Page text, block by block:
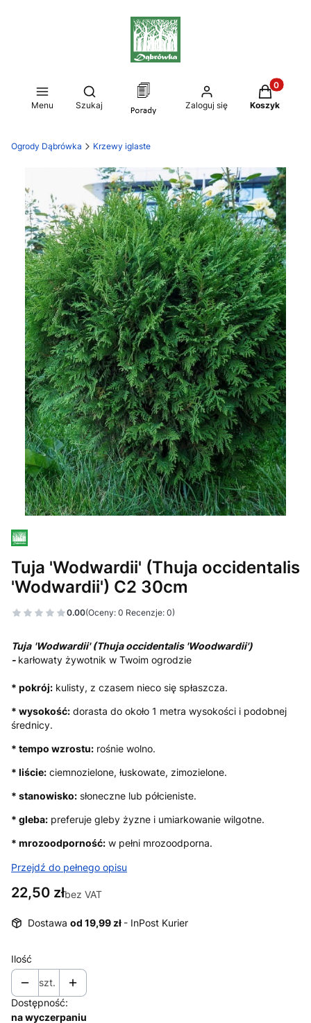
Menu
Otwórz wyszukiwarkę
Szukaj Zaloguj się
Produkty
Koszyk
Ogrody Dąbrówka Krzewy iglaste
Tuja 'Wodwardii' (Thuja occidentalis
'Wodwardii') C2 30cm
0.00(Oceny: 0 Recenzje: 0)
Tuja 'Wodwardii'(Thuja occidentalis 'Woodwardii')
- karłowaty żywotnik w Twoim ogrodzie
* pokrój: kulisty, z czasem nieco się spłaszcza.
* wysokość: dorasta do około 1 metra wysokości i podobnej
średnicy.
* tempo wzrostu: rośnie wolno.
* liście: ciemnozielone, łuskowate, zimozielone.
* stanowisko: słoneczne lub półcieniste.
* gleba: preferuje gleby żyzne i umiarkowanie wilgotne.
* mrozoodporność: w pełni mrozoodporna.
Przejdź do pełnego opisu
Cena
22,50 złbez VAT
Dostawa od 19,99 zł - InPost Kurier
Ilość
szt.
Dostępność:
na wyczerpaniu